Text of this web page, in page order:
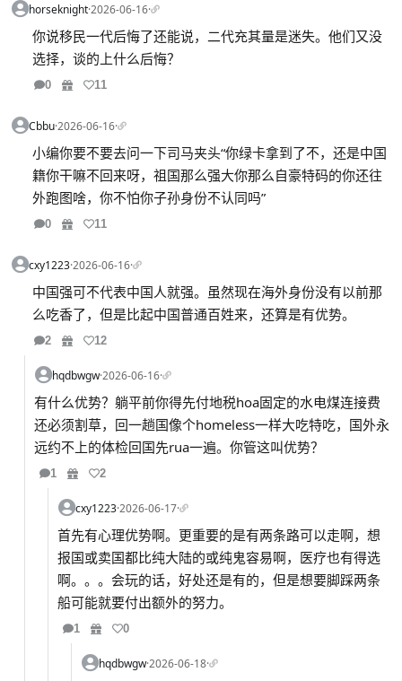
horseknight·2026-06-16·
你说移民一代后悔了还能说，二代充其量是迷失。他们又没
选择，谈的上什么后悔？
0 11
Cbbu·2026-06-16·
小编你要不要去问一下司马夹头“你绿卡拿到了不，还是中国
籍你干嘛不回来呀，祖国那么强大你那么自豪特码的你还往
外跑图啥，你不怕你子孙身份不认同吗”
0 11
cxy1223·2026-06-16·
中国强可不代表中国人就强。虽然现在海外身份没有以前那
么吃香了，但是比起中国普通百姓来，还算是有优势。
2 12
hqdbwgw·2026-06-16·
有什么优势？躺平前你得先付地税hoa固定的水电煤连接费
还必须割草，回一趟国像个homeless一样大吃特吃，国外永
远约不上的体检回国先rua一遍。你管这叫优势？
1 2
cxy1223·2026-06-17·
首先有心理优势啊。更重要的是有两条路可以走啊，想
报国或卖国都比纯大陆的或纯鬼容易啊，医疗也有得选
啊。。。会玩的话，好处还是有的，但是想要脚踩两条
船可能就要付出额外的努力。
1 0
hqdbwgw·2026-06-18·